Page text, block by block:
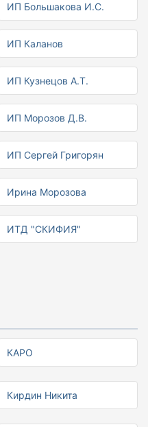
ИП Большакова И.С.
ИП Каланов
ИП Кузнецов А.Т.
ИП Морозов Д.В.
ИП Сергей Григорян
Ирина Морозова
ИТД "СКИФИЯ"
КАРО
Кирдин Никита